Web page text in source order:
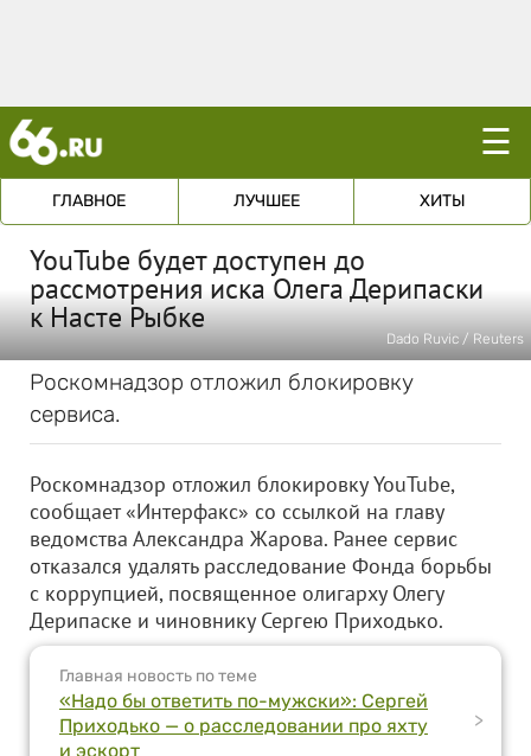
☰
ГЛАВНОЕ ЛУЧШЕЕ ХИТЫ
YouTube будет доступен до
рассмотрения иска Олега Дерипаски
к Насте Рыбке
Dado Ruvic / Reuters
Роскомнадзор отложил блокировку
сервиса.
Роскомнадзор отложил блокировку YouTube,
сообщает «Интерфакс» со ссылкой на главу
ведомства Александра Жарова. Ранее сервис
отказался удалять расследование Фонда борьбы
с коррупцией, посвященное олигарху Олегу
Дерипаске и чиновнику Сергею Приходько.
Главная новость по теме
«Надо бы ответить по-мужски»: Сергей
Приходько — о расследовании про яхту
и эскорт
>